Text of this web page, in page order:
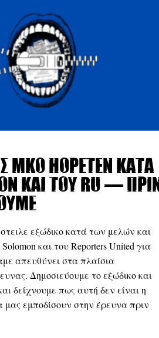
ΜΚΟ Hopeten κατά
και του RU ― πριν
εξώδικο κατά των μελών και
και του Reporters United για
απευθύνει στα πλαίσια
Δημοσιεύουμε το εξώδικο και
δείχνουμε πως αυτή δεν είναι η
εμποδίσουν στην έρευνα πριν